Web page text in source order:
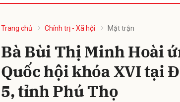
Trang chủ Chính trị - Xã hội Mặt trận
Bà Bùi Thị Minh Hoài
Quốc hội khóa XVI tại
5, tỉnh Phú Thọ